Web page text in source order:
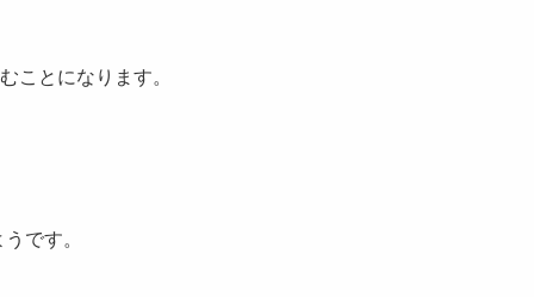
ことになります。
です。